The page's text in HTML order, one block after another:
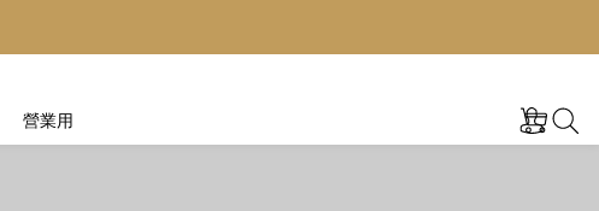
營業用